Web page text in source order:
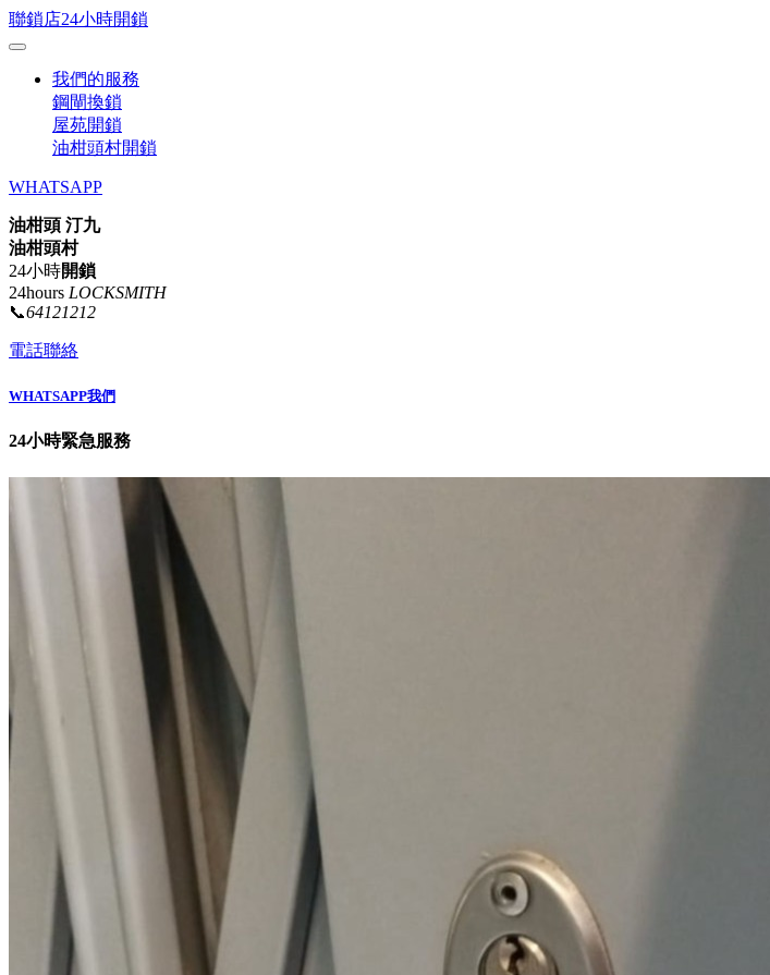
聯鎖店24小時開鎖
我們的服務
鋼閘換鎖
屋苑開鎖
油柑頭村開鎖
WHATSAPP
油柑頭 汀九
油柑頭村
24小時開鎖
24hours LOCKSMITH
📞64121212
電話聯絡
WHATSAPP我們
24小時緊急服務